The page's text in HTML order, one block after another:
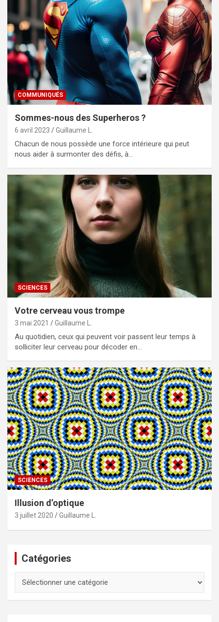
COMMUNIQUÉS
Sommes-nous des Superheros ?
6 avril 2023 Guillaume L.
Chacun de nous possède une force intérieure qui peut
nous aider à surmonter des défis, à…
SCIENCES
Votre cerveau vous trompe
3 mai 2021 Guillaume L.
Au quotidien, ceux qui peuvent voir passent leur temps à
solliciter leur cerveau pour décoder en…
SCIENCES
Illusion d’optique
3 juillet 2020 Guillaume L.
Catégories